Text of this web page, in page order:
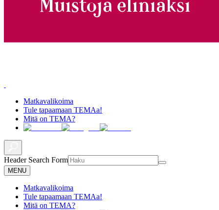
Matkavalikoima
Tule tapaamaan TEMAa!
Mitä on TEMA?
Header Search Form
MENU
Matkavalikoima
Tule tapaamaan TEMAa!
Mitä on TEMA?